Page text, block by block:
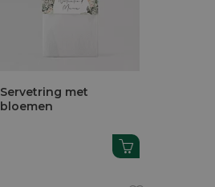
Servetring met
bloemen